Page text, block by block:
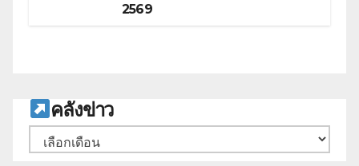
2569
คลังข่าว
คลัง